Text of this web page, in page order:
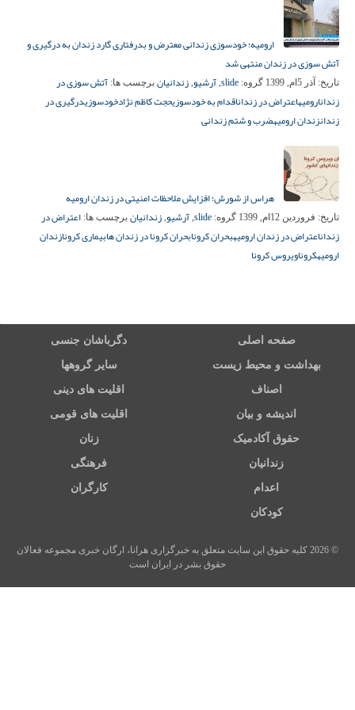
ارومیه؛ خودسوزی زندانی معترض و بدرفتاری گارد زندان به درگیری و
آتش سوزی در زندان منتهی شد
تاریخ: آذر 5ام, 1399 گروه: slide
, آرشیو, زندانیان برچسب ها: آتش سوزی در
زندانارومیهاعتراض در زنداناقدام به خودسوزیحجت کاظم نژادخودسوزیدرگیری در
زندانزندان ارومیهضرب و شتم زندانی
هراس از شورش؛ افزایش ملاحظات امنیتی در زندان ارومیه
تاریخ: فروردین 12ام, 1399 گروه: slide
, آرشیو, زندانیان برچسب ها: اعتراض در
زنداناعتراض در زندان ارومیهبحران کرونابحران کرونا در زندان هابیماری کرونازندان
ارومیهکروناویروس کرونا
صفحه اصلی دگرباشان جنسی
بهداشت و محیط زیست سایر گروهها
اصناف اقلیت های دینی
اندیشه و بیان اقلیت های قومی
حقوق آکادمیک زنان
زندانیان فرهنگی
اعدام کارگران
کودکان
© 2026 کلیه حقوق این سایت متعلق به خبرگزاری هرانا، ارگان خبری مجموعه فعالان
حقوق بشر در ایران است